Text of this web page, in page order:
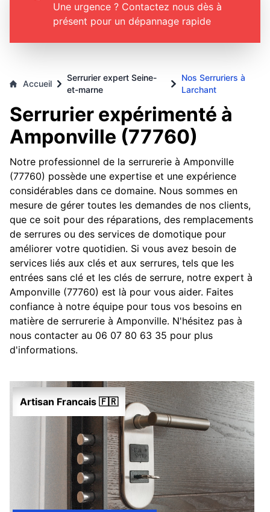
Une urgence ? Contactez nous dès à
présent pour un dépannage rapide
Accueil
Serrurier expert Seine-
et-marne
Nos Serruriers à
Larchant
Serrurier expérimenté à
Amponville (77760)
Notre professionnel de la serrurerie à Amponville
(77760) possède une expertise et une expérience
considérables dans ce domaine. Nous sommes en
mesure de gérer toutes les demandes de nos clients,
que ce soit pour des réparations, des remplacements
de serrures ou des services de domotique pour
améliorer votre quotidien. Si vous avez besoin de
services liés aux clés et aux serrures, tels que les
entrées sans clé et les clés de serrure, notre expert à
Amponville (77760) est là pour vous aider. Faites
confiance à notre équipe pour tous vos besoins en
matière de serrurerie à Amponville. N'hésitez pas à
nous contacter au 06 07 80 63 35 pour plus
d'informations.
Artisan Francais 🇫🇷